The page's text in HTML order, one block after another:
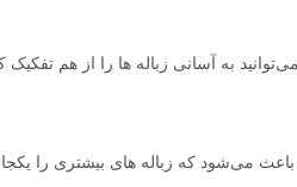
به آسانی زباله ها را از هم
باعث می‌شود که زباله های بیشتری را